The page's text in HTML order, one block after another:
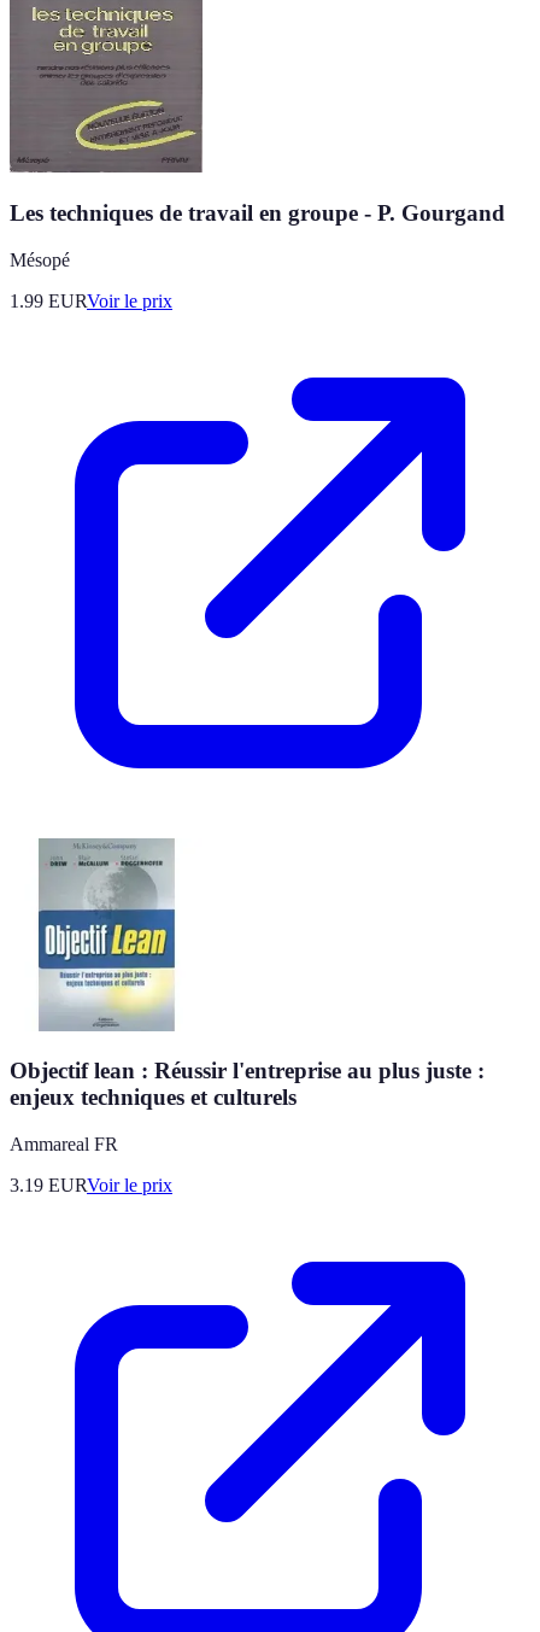
Les techniques de travail en groupe - P. Gourgand
Mésopé
1.99 EURVoir le prix
Objectif lean : Réussir l'entreprise au plus juste :
enjeux techniques et culturels
Ammareal FR
3.19 EURVoir le prix